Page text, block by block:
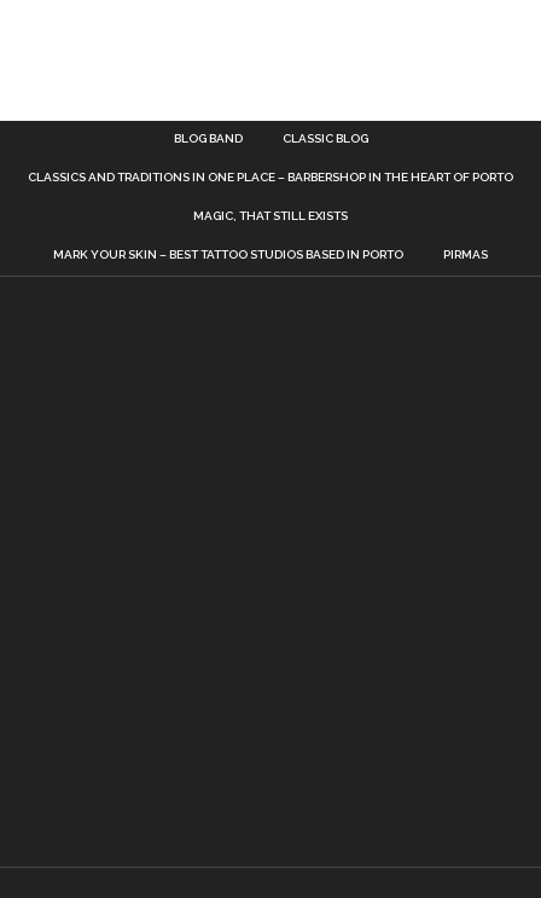
BLOG BAND CLASSIC BLOG
CLASSICS AND TRADITIONS IN ONE PLACE – BARBERSHOP IN THE HEART OF PORTO
MAGIC, THAT STILL EXISTS
MARK YOUR SKIN – BEST TATTOO STUDIOS BASED IN PORTO PIRMAS